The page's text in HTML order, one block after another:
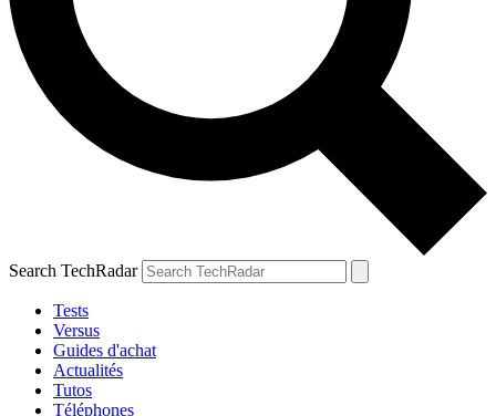
Search TechRadar
Tests
Versus
Guides d'achat
Actualités
Tutos
Téléphones